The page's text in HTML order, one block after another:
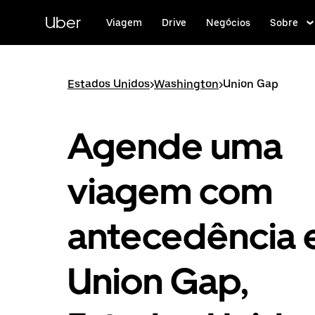
conteúdo
Uber Viagem Drive Negócios Sobre
Estados Unidos>Washington>Union Gap
Agende uma
viagem com
antecedência
Union Gap,